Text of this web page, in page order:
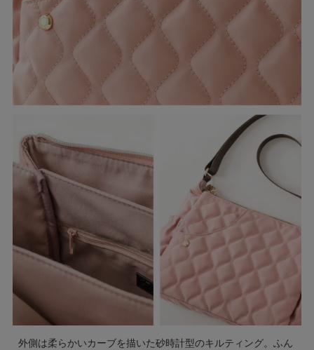
外側は柔らかいカーブを描いた砂時計型のキルティング。ふん